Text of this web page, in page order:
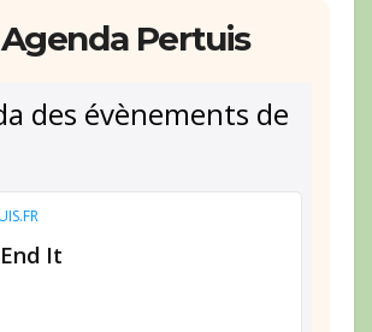
Agenda Pertuis